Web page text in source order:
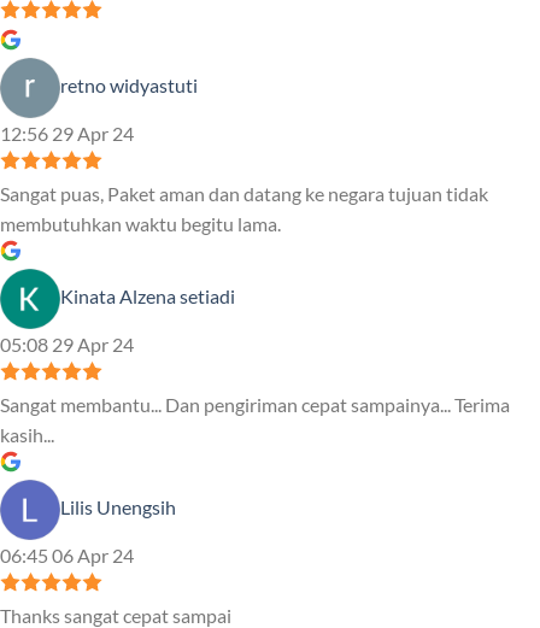
retno widyastuti
12:56 29 Apr 24
Sangat puas, Paket aman dan datang ke negara tujuan tidak
membutuhkan waktu begitu lama.
Kinata Alzena setiadi
05:08 29 Apr 24
Sangat membantu... Dan pengiriman cepat sampainya... Terima
kasih...
Lilis Unengsih
06:45 06 Apr 24
Thanks sangat cepat sampai